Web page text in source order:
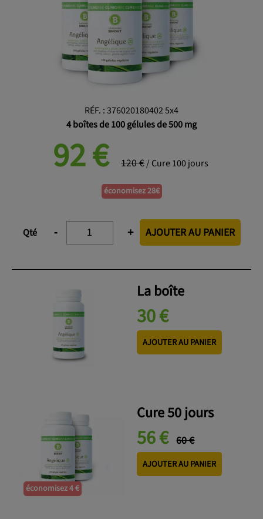
RÉF. :376020180402 5x4
4 boîtes de 100 gélules de 500 mg
92€ 120 €/ Cure 100 jours
économisez 28€
Qté - + AJOUTER AU PANIER
La boîte
30 €
AJOUTER AU PANIER
économisez 4 €
Cure 50 jours
56 € 60 €
AJOUTER AU PANIER